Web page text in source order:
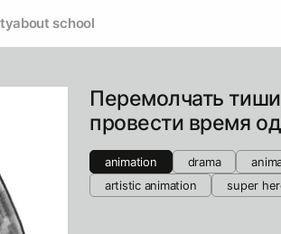
about school
Перемолчать
провести время
animation drama
artistic animation
super